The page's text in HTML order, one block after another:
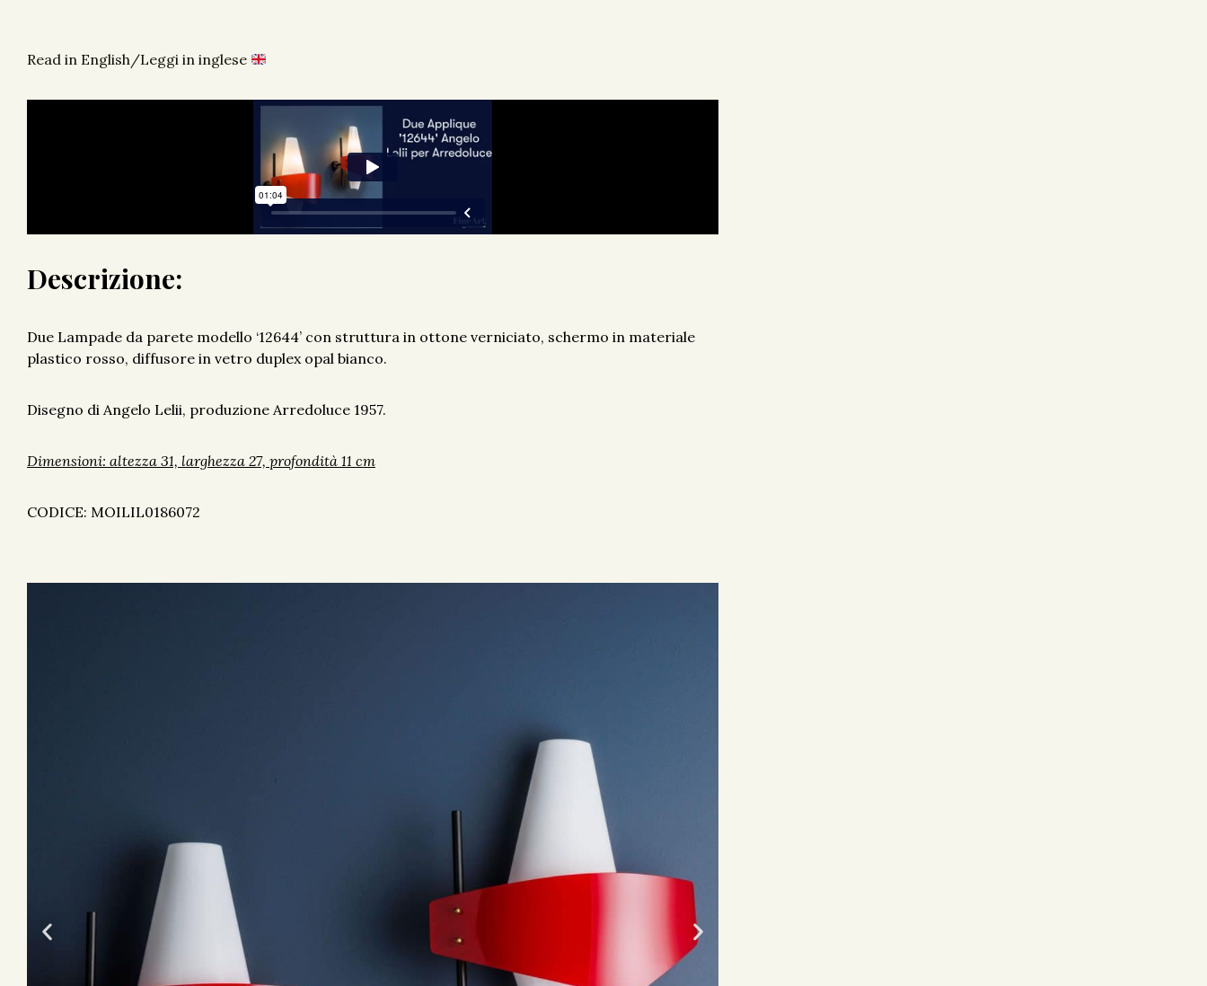
Read in English/Leggi in inglese
Descrizione:
Due Lampade da parete modello ‘12644’ con struttura in ottone verniciato, schermo in materiale
plastico rosso, diffusore in vetro duplex opal bianco.
Disegno di Angelo Lelii, produzione Arredoluce 1957.
Dimensioni: altezza 31, larghezza 27, profondità 11 cm
CODICE: MOILIL0186072